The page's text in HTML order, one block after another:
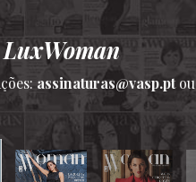
assinaturas@vasp.ptou